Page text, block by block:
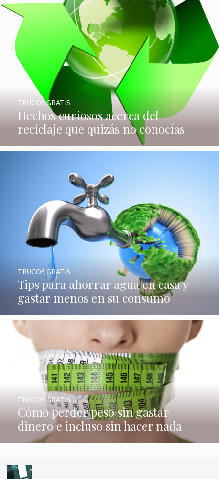
Hechos curiosos acerca del
reciclaje que quizás no conocías
TRUCOS GRATIS
Tips para ahorrar agua en casa y
gastar menos en su consumo
TRUCOS GRATIS
Cómo perder peso sin gastar
dinero e incluso sin hacer nada
TRUCOS GRATIS